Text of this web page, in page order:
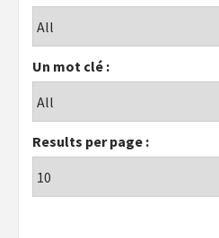
Un mot clé :
Results per page :